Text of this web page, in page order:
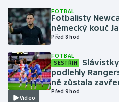
Lyže a snowboard
Moderní pětiboj
Motorsport
Olympijské hry
FOTBAL
Fotbalisty
německý kouč
Před 8 hod
Video
FOTBAL
SESTŘIH
podlehly
ně zůstala
Před 9 hod